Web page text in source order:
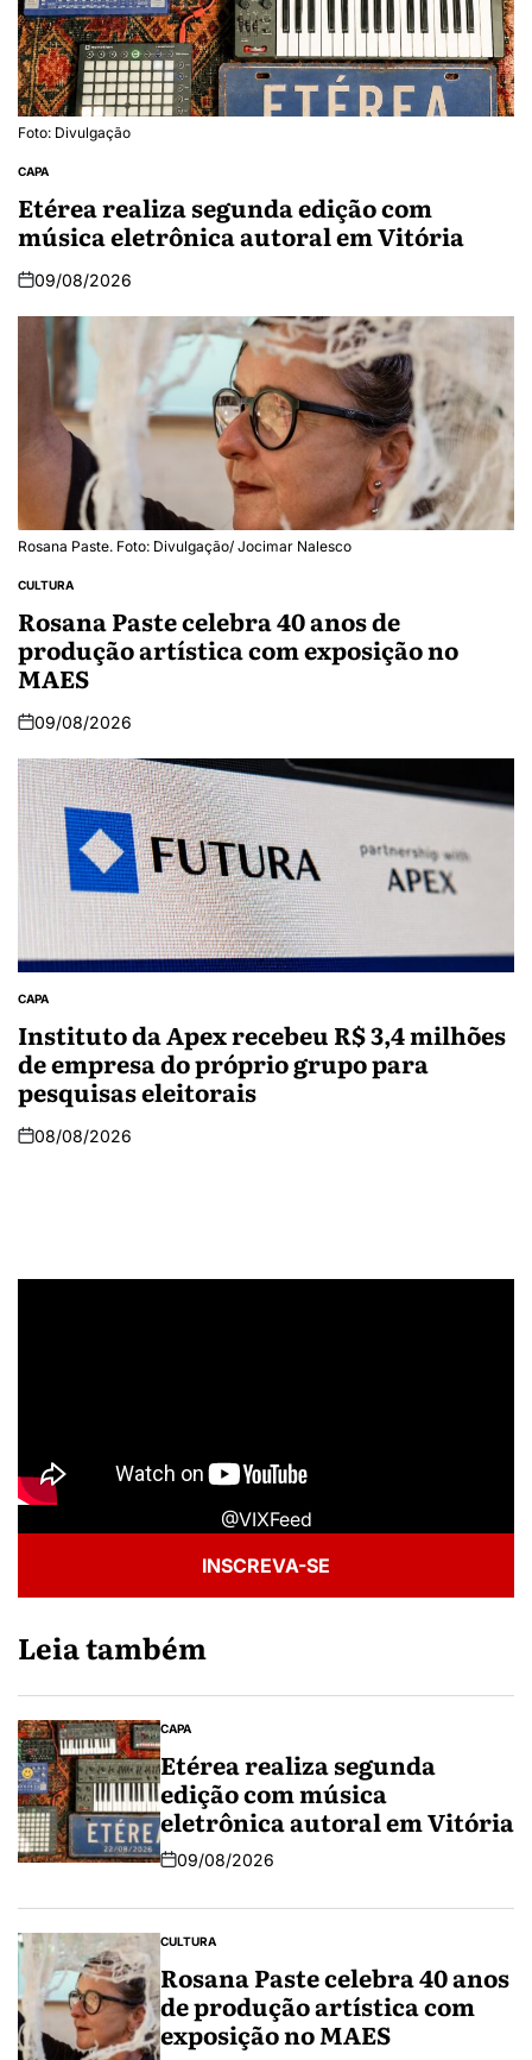
Foto: Divulgação
CAPA
Etérea realiza segunda edição com
música eletrônica autoral em Vitória
09/08/2026
Rosana Paste. Foto: Divulgação/ Jocimar Nalesco
CULTURA
Rosana Paste celebra 40 anos de
produção artística com exposição no
MAES
09/08/2026
CAPA
Instituto da Apex recebeu R$ 3,4 milhões
de empresa do próprio grupo para
pesquisas eleitorais
08/08/2026
@VIXFeed
INSCREVA-SE
Leia também
CAPA
Etérea realiza segunda
edição com música
eletrônica autoral em Vitória
09/08/2026
CULTURA
Rosana Paste celebra 40 anos
de produção artística com
exposição no MAES